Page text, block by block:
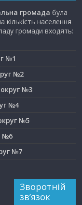
громада була
населення
громади входять:
№1
№2
№3
№4
№5
№6
№7
Зворотній
зв’язок